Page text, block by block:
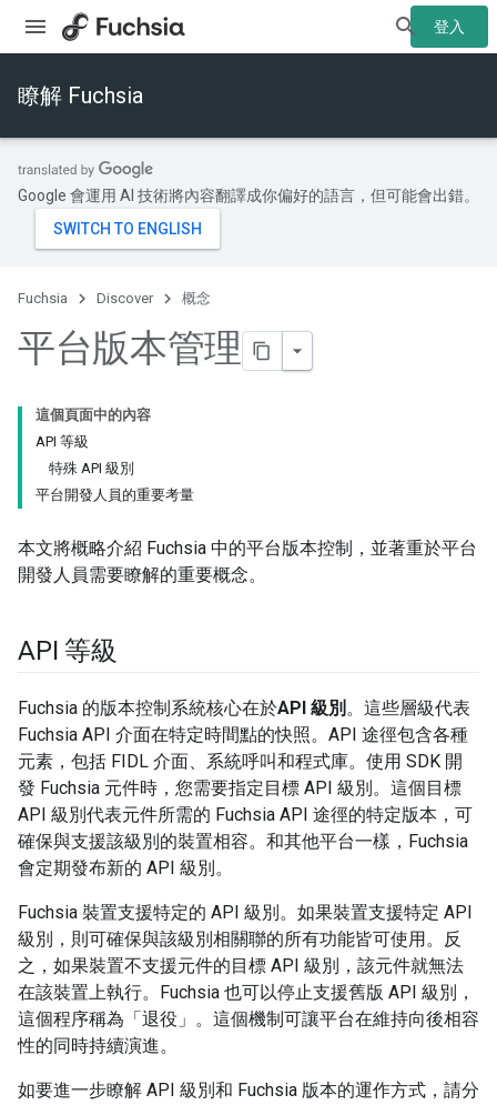
登入
瞭解 Fuchsia
Google 會運用 AI 技術將內容翻譯成你偏好的語言，但可能會出錯。
Fuchsia Discover 概念
平台版本管理
這個頁面中的內容
API 等級
特殊 API 級別
平台開發人員的重要考量
本文將概略介紹 Fuchsia 中的平台版本控制，並著重於平台
開發人員需要瞭解的重要概念。
API 等級
Fuchsia 的版本控制系統核心在於API 級別 。這些層級代表
Fuchsia API 介面在特定時間點的快照。API 途徑包含各種
元素，包括 FIDL 介面、系統呼叫和程式庫。使用 SDK 開
發 Fuchsia 元件時，您需要指定目標 API 級別。這個目標
API 級別代表元件所需的 Fuchsia API 途徑的特定版本，可
確保與支援該級別的裝置相容。和其他平台一樣，Fuchsia
會定期發布新的 API 級別。
Fuchsia 裝置支援特定的 API 級別。如果裝置支援特定 API
級別，則可確保與該級別相關聯的所有功能皆可使用。反
之，如果裝置不支援元件的目標 API 級別，該元件就無法
在該裝置上執行。Fuchsia 也可以停止支援舊版 API 級別，
這個程序稱為「退役」 。這個機制可讓平台在維持向後相容
性的同時持續演進。
如要進一步瞭解 API 級別和 Fuchsia 版本的運作方式，請分